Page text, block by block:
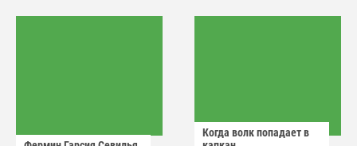
Когда волк попадает в